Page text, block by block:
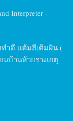
Interpreter –
ทำดี แต้มสีเติมฝัน (
นบ้านห้วยรางเกตุ